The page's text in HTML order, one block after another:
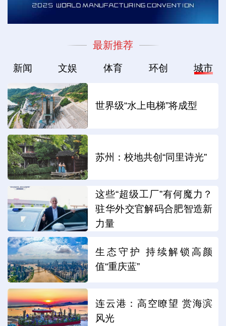
最新推荐
新闻 文娱 体育 环创 城市
世界级“水上电梯”将成型
苏州：校地共创“同里诗光”
这些“超级工厂”有何魔力？
驻华外交官解码合肥智造新
力量
生态守护 持续解锁高颜
值“重庆蓝”
连云港：高空瞭望 赏海滨
风光